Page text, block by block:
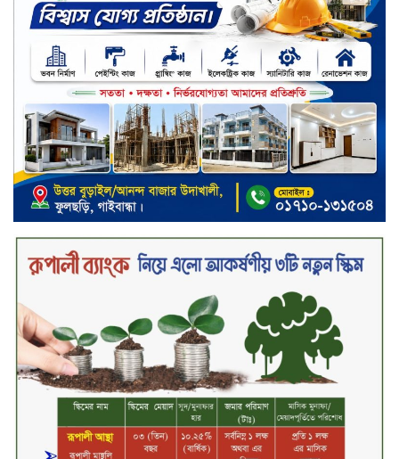
স্ট্যান্ডার্ড ইসলামী ব্যাংক পিএলসি.-এর
টাউন হল মিটিং-২০২৬ অনুষ্ঠিত
বিদায়ী সপ্তাহে দর পতনের শীর্ষে এস
আলম কোল্ড রোল্ড
বিদায়ী সপ্তাহে দর বৃদ্ধির শীর্ষে ফারইস্ট
ফাইন্যান্স
বিদায়ী সপ্তাহে লেনদেনের শীর্ষে শার্প
ইন্ডাস্ট্রিজ
চুয়াডাঙ্গায় বিএআরআই’র কৃষি গবেষণা
কেন্দ্র, মেহেরপুর এর আঞ্চলিক রিভিউ
কর্মশালা/২০২৫-২৬ অনুষ্ঠিত